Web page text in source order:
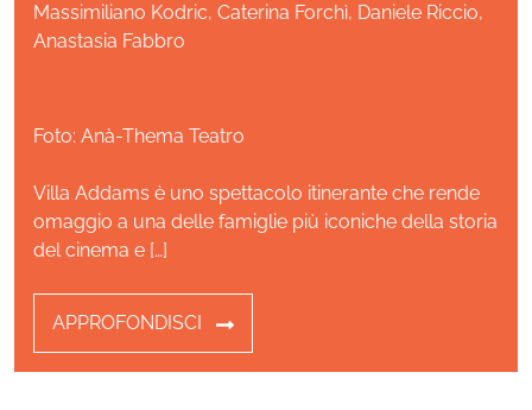
Massimiliano Kodric, Caterina Forchì, Daniele Riccio,
Anastasia Fabbro
Foto: Anà-Thema Teatro
Villa Addams è uno spettacolo itinerante che rende
omaggio a una delle famiglie più iconiche della storia
del cinema e […]
APPROFONDISCI